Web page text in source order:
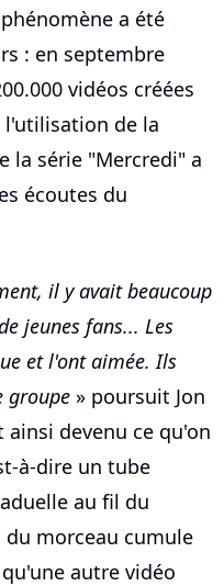
a été
: en septembre
vidéos créées
l'utilisation de la
la série "Mercredi" a
écoutes du
il y avait beaucoup
jeunes fans... Les
et l'ont aimée. Ils
groupe » poursuit Jon
ainsi devenu ce qu'on
à-dire un tube
au fil du
du morceau cumule
autre vidéo